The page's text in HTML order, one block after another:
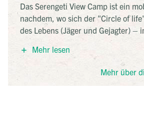
Das Serengeti View Camp ist ein
nachdem, wo sich der "Circle of
des Lebens (Jäger und Gejagter) –
Nationalparks gerade befindet,
das Camp. Im Verlauf des Jahres
spektakulärsten und natürlich am
Tierbeobachtung geeigneten
Mehr lesen
Mehr über